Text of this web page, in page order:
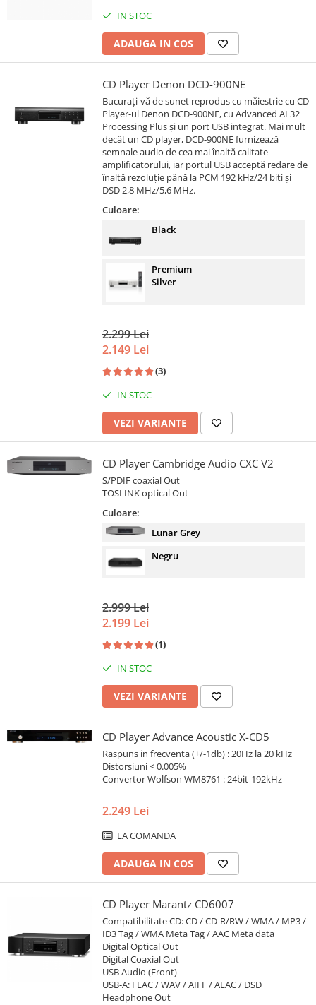
IN STOC
ADAUGA IN COS
CD Player Denon DCD-900NE
Bucurați-vă de sunet reprodus cu măiestrie cu CD
Player-ul Denon DCD-900NE, cu Advanced AL32
Processing Plus și un port USB integrat. Mai mult
decât un CD player, DCD-900NE furnizează
semnale audio de cea mai înaltă calitate
amplificatorului, iar portul USB acceptă redare de
înaltă rezoluție până la PCM 192 kHz/24 biți și
DSD 2,8 MHz/5,6 MHz.
Culoare:
Black
Premium
Silver
2.299 Lei
2.149 Lei
(3)
IN STOC
VEZI VARIANTE
CD Player Cambridge Audio CXC V2
S/PDIF coaxial Out
TOSLINK optical Out
Culoare:
Lunar Grey
Negru
2.999 Lei
2.199 Lei
(1)
IN STOC
VEZI VARIANTE
CD Player Advance Acoustic X-CD5
Raspuns in frecventa (+/-1db) : 20Hz la 20 kHz
Distorsiuni < 0.005%
Convertor Wolfson WM8761 : 24bit-192kHz
2.249 Lei
LA COMANDA
ADAUGA IN COS
CD Player Marantz CD6007
Compatibilitate CD: CD / CD-R/RW / WMA / MP3 /
ID3 Tag / WMA Meta Tag / AAC Meta data
Digital Optical Out
Digital Coaxial Out
USB Audio (Front)
USB-A: FLAC / WAV / AIFF / ALAC / DSD
Headphone Out